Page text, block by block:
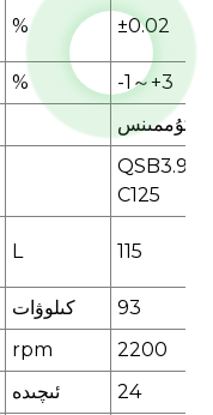
% ±0.02
% -1～+3
كۇممىنس
QSB3.9-
C125
L 115
كىلوۋات
93
rpm
2200
ئىچىدە 24